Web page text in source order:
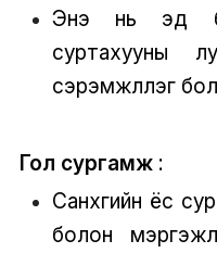
Энэ нь эд
суртахууны
сэрэмжлүүлэг
Гол сургамж:
Санхүүгийн ёс
болон